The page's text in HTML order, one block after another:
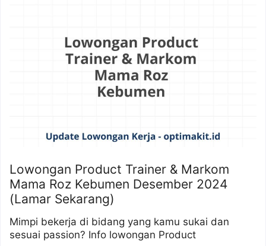
Lowongan Product Trainer & Markom
Mama Roz Kebumen Desember 2024
(Lamar Sekarang)
Mimpi bekerja di bidang yang kamu sukai dan
sesuai passion? Info lowongan Product